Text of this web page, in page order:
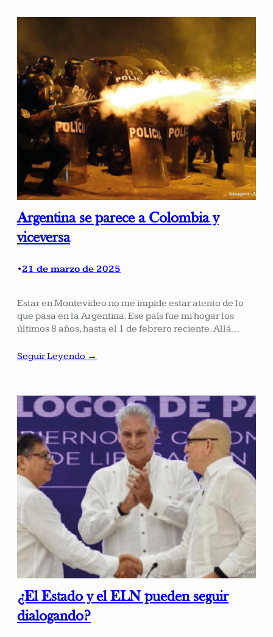
Argentina se parece a Colombia y
viceversa
•21 de marzo de 2025
Estar en Montevideo no me impide estar atento de lo
que pasa en la Argentina. Ese país fue mi hogar los
últimos 8 años, hasta el 1 de febrero reciente. Allá…
Seguir Leyendo →
¿El Estado y el ELN pueden seguir
dialogando?